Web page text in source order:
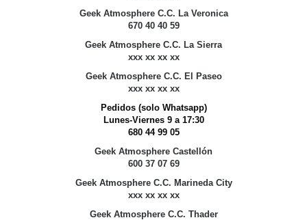
Geek Atmosphere C.C. La Veronica
670 40 40 59
Geek Atmosphere C.C. La Sierra
xxx xx xx xx
Geek Atmosphere C.C. El Paseo
xxx xx xx xx
Pedidos (solo Whatsapp)
Lunes-Viernes 9 a 17:30
680 44 99 05
Geek Atmosphere Castellón
600 37 07 69
Geek Atmosphere C.C. Marineda City
xxx xx xx xx
Geek Atmosphere C.C. Thader